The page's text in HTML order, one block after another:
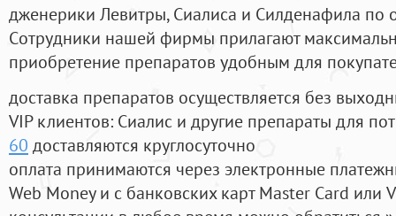
дженерики Левитры, Сиалиса и Силденафила по
Cотрудники нашей фирмы прилагают
приобретение препаратов удобным для
доставка препаратов осуществляется без
VIP клиентов: Сиалис и другие препараты для
60 доставляются круглосуточно
оплата принимаются через электронные
Web Money и с банковских карт Master Card или